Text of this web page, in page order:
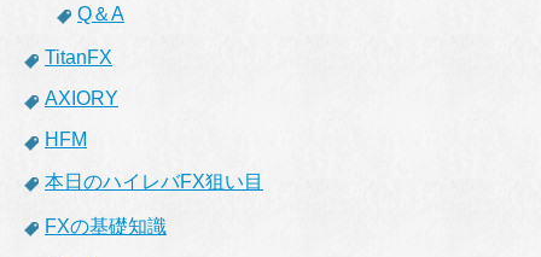
Q＆A
TitanFX
AXIORY
HFM
本日のハイレバFX狙い目
FXの基礎知識